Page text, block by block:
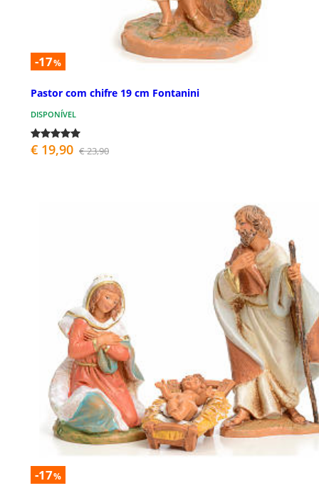
-17%
Pastor com chifre 19 cm Fontanini
DISPONÍVEL
€ 19,90 € 23,90
-17%